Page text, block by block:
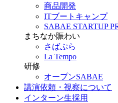
商品開発
ITブートキャンプ
SABAE STARTUP
まちなか賑わい
さばぷら
La Tempo
研修
オープンSABAE
講演依頼・視察について
インターン生採用